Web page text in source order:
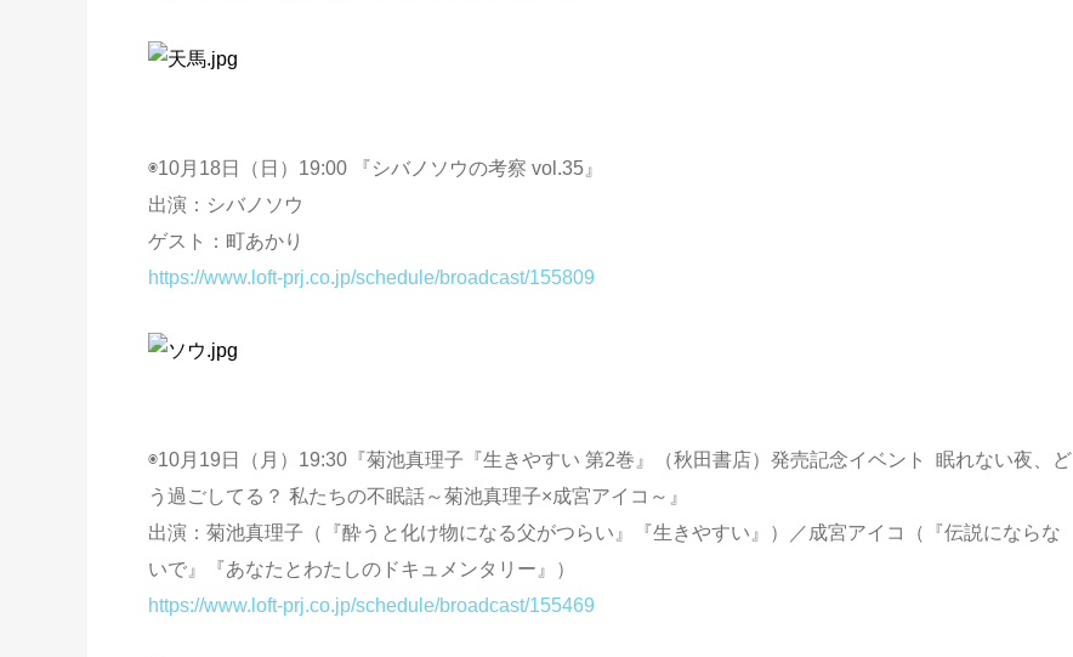
◉10月18日（日）19:00 『シバノソウの考察 vol.35』
出演：シバノソウ
ゲスト：町あかり
https://www.loft-prj.co.jp/schedule/broadcast/155809
◉10月19日（月）19:30『菊池真理子『生きやすい 第2巻』（秋田書店）発売記念イベント 眠れない夜、ど
う過ごしてる？ 私たちの不眠話～菊池真理子×成宮アイコ～』
出演：菊池真理子（『酔うと化け物になる父がつらい』『生きやすい』）／成宮アイコ（『伝説にならな
いで』『あなたとわたしのドキュメンタリー』）
https://www.loft-prj.co.jp/schedule/broadcast/155469